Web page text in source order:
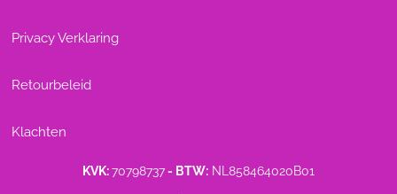
Privacy Verklaring
Retourbeleid
Klachten
KVK:70798737- BTW: NL858464020B01